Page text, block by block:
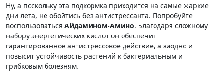
Ну, а поскольку эта подкормка приходится на самые жаркие
дни лета, не обойтись без антистрессанта. Попробуйте
воспользоваться Айдамином-Амино. Благодаря сложному
набору энергетических кислот он обеспечит
гарантированное антистрессовое действие, а заодно и
повысит устойчивость растений к бактериальным и
грибковым болезням.